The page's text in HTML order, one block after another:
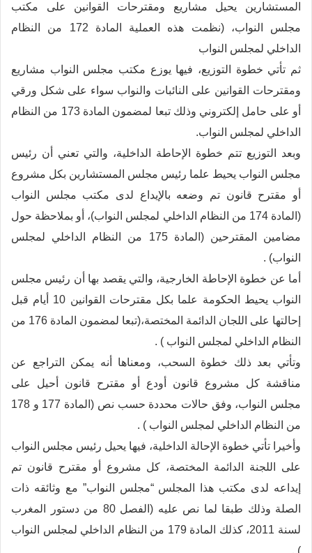
المستشارين يحيل مشاريع ومقترحات القوانين على مكتب
مجلس النواب، (نظمت هذه العملية المادة 172 من النظام
الداخلي لمجلس النواب
ثم تأتي خطوة التوزيع، فيها يوزع مكتب مجلس النواب مشاريع
ومقترحات القوانين على النائبات والنواب سواء على شكل ورقي
أو على حامل إلكتروني وذلك تبعا لمضمون المادة 173 من النظام
الداخلي لمجلس النواب.
وبعد التوزيع تتم خطوة الإحاطة الداخلية، والتي تعني أن رئيس
مجلس النواب يحيط علما رئيس مجلس المستشارين بكل مشروع
أو مقترح قانون تم وضعه بالإيداع لدى مكتب مجلس النواب
(المادة 174 من النظام الداخلي لمجلس النواب)، أو بملاحظة حول
مضامين المقترحين (المادة 175 من النظام الداخلي لمجلس
النواب) .
أما عن خطوة الإحاطة الخارجية، والتي يقصد بها أن رئيس مجلس
النواب يحيط الحكومة علما بكل مقترحات القوانين 10 أيام قبل
إحالتها على اللجان الدائمة المختصة،(تبعا لمضمون المادة 176 من
النظام الداخلي لمجلس النواب ) .
وتأتي بعد ذلك خطوة السحب، ومعناها أنه يمكن التراجع عن
مناقشة كل مشروع قانون أودع أو مقترح قانون أحيل على
مجلس النواب، وفق حالات محددة حسب نص (المادة 177 و 178
من النظام الداخلي لمجلس النواب ) .
وأخيرا تأتي خطوة الإحالة الداخلية، فيها يحيل رئيس مجلس النواب
على اللجنة الدائمة المختصة، كل مشروع أو مقترح قانون تم
إيداعه لدى مكتب هذا المجلس “مجلس النواب” مع وثائقه ذات
الصلة وذلك طبقا لما نص عليه (الفصل 80 من دستور المغرب
لسنة 2011، كذلك المادة 179 من النظام الداخلي لمجلس النواب